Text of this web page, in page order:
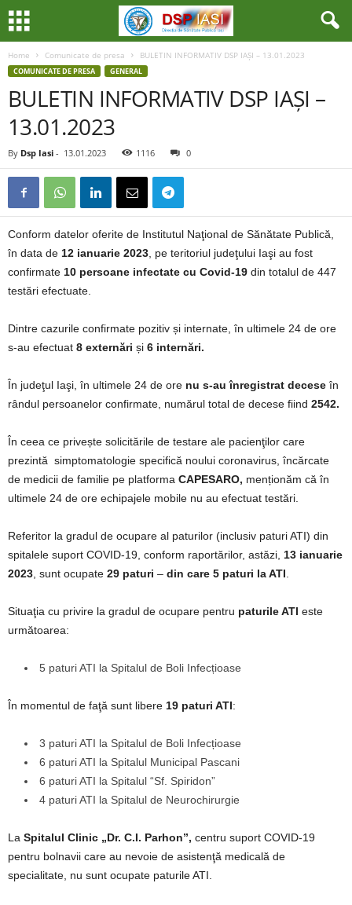
Home Comunicate de presa BULETIN INFORMATIV DSP IAȘI – 13.01.2023
COMUNICATE DE PRESA GENERAL
BULETIN INFORMATIV DSP IAȘI –
13.01.2023
By Dsp Iasi - 13.01.2023 1116 0
Conform datelor oferite de Institutul Naţional de Sănătate Publică,
în data de 12 ianuarie 2023 , pe teritoriul judeţului Iaşi au fost
confirmate 10 persoane infectate cu Covid-19 din totalul de 447
testări efectuate.
Dintre cazurile confirmate pozitiv și internate, în ultimele 24 de ore
s-au efectuat 8 externări și 6 internări.
În judeţul Iaşi, în ultimele 24 de ore nu s-au înregistrat decese în
rândul persoanelor confirmate, numărul total de decese fiind 2542.
În ceea ce privește solicitările de testare ale pacienţilor care
prezintă simptomatologie specifică noului coronavirus, încărcate
de medicii de familie pe platforma CAPESARO, menționăm că în
ultimele 24 de ore echipajele mobile nu au efectuat testări.
Referitor la gradul de ocupare al paturilor (inclusiv paturi ATI) din
spitalele suport COVID-19, conform raportărilor, astăzi, 13 ianuarie
2023 , sunt ocupate 29 paturi – din care 5 paturi la ATI
Situaţia cu privire la gradul de ocupare pentru paturile ATI este
următoarea:
5 paturi ATI la Spitalul de Boli Infecțioase
În momentul de faţă sunt libere 19 paturi ATI:
3 paturi ATI la Spitalul de Boli Infecțioase
6 paturi ATI la Spitalul Municipal Pascani
6 paturi ATI la Spitalul “Sf. Spiridon”
4 paturi ATI la Spitalul de Neurochirurgie
La Spitalul Clinic „Dr. C.I. Parhon”, centru suport COVID-19
pentru bolnavii care au nevoie de asistenţă medicală de
specialitate, nu sunt ocupate paturile ATI.